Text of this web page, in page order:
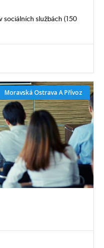
sociálních službách (150
Moravská Ostrava A Přívoz